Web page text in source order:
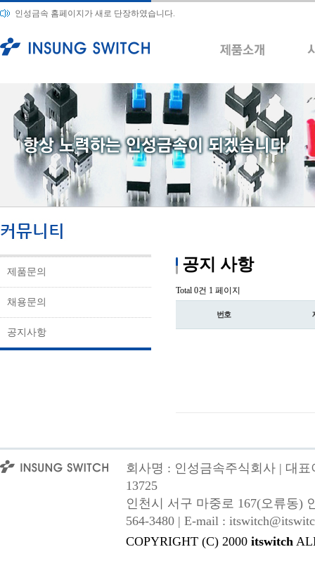
인성금속 홈페이지가 새로 단장하였습니다.
제품문의
채용문의
공지사항
공지 사항
Total 0건 1 페이지
번호
회사명 : 인성금속주식회사 | 대
13725
인천시 서구 마중로 167(오류동)
564-3480 | E-mail :
COPYRIGHT (C) 2000 itswitch